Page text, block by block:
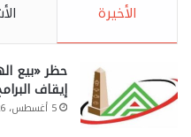
الأخيرة
حظر «بيع
إيقاف
5 أغسطس، 2026